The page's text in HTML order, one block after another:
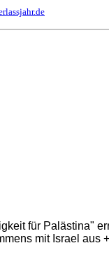
für Palästina"
mit Israel